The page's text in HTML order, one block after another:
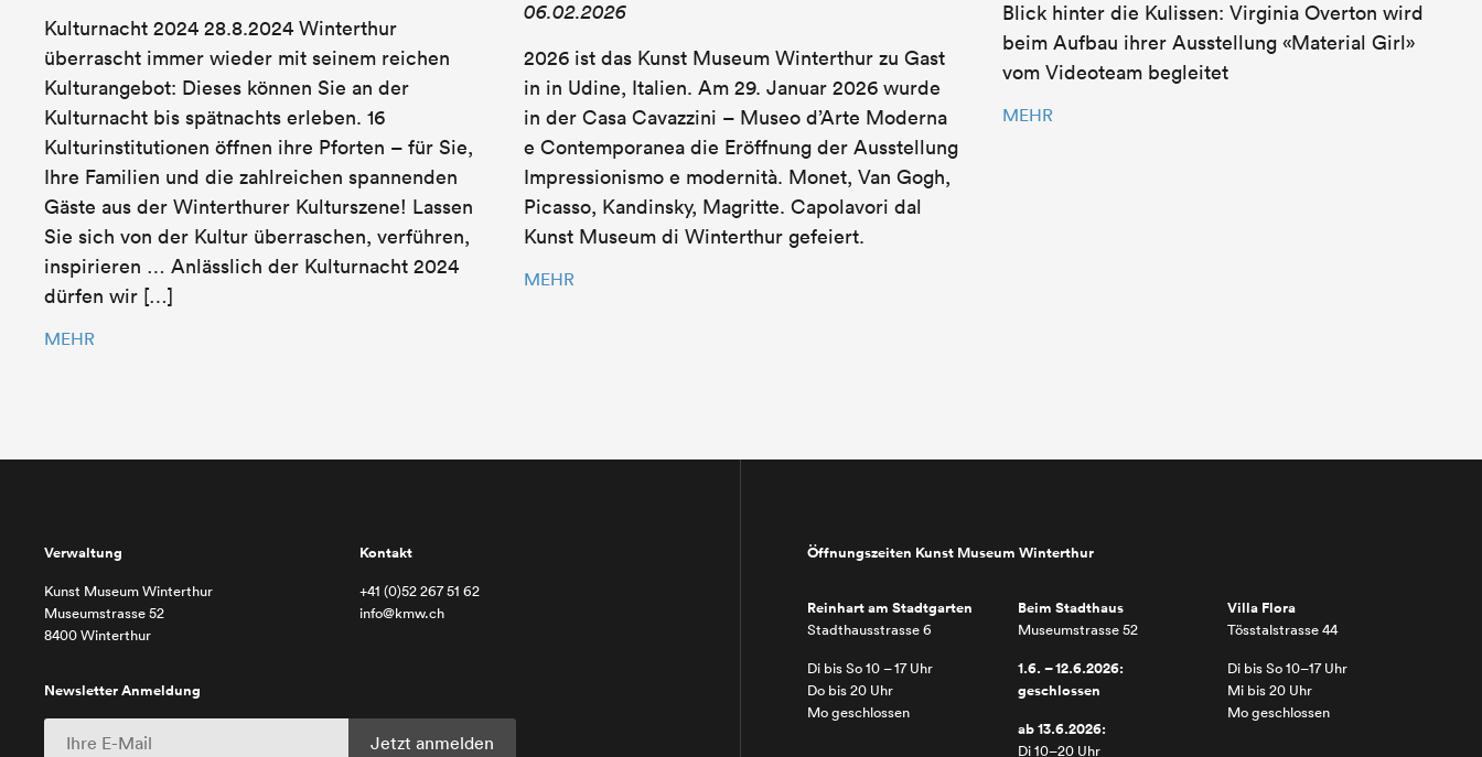
Kulturnacht 2024 28.8.2024 Winterthur
überrascht immer wieder mit seinem reichen
Kulturangebot: Dieses können Sie an der
Kulturnacht bis spätnachts erleben. 16
Kulturinstitutionen öffnen ihre Pforten – für Sie,
Ihre Familien und die zahlreichen spannenden
Gäste aus der Winterthurer Kulturszene! Lassen
Sie sich von der Kultur überraschen, verführen,
inspirieren … Anlässlich der Kulturnacht 2024
dürfen wir […]
MEHR
06.02.2026
2026 ist das Kunst Museum Winterthur zu Gast
in in Udine, Italien. Am 29. Januar 2026 wurde
in der Casa Cavazzini – Museo d’Arte Moderna
e Contemporanea die Eröffnung der Ausstellung
Impressionismo e modernità. Monet, Van Gogh,
Picasso, Kandinsky, Magritte. Capolavori dal
Kunst Museum di Winterthur gefeiert.
MEHR
Blick hinter die Kulissen: Virginia Overton wird
beim Aufbau ihrer Ausstellung «Material Girl»
vom Videoteam begleitet
MEHR
Verwaltung
Kunst Museum Winterthur
Museumstrasse 52
8400 Winterthur
Kontakt
+41 (0)52 267 51 62
info@kmw.ch
Newsletter Anmeldung
Öffnungszeiten Kunst Museum Winterthur
Reinhart am Stadtgarten
Stadthausstrasse 6
Di bis So 10 – 17 Uhr
Do bis 20 Uhr
Mo geschlossen
Beim Stadthaus
Museumstrasse 52
1.6. – 12.6.2026:
geschlossen
ab 13.6.2026:
Di 10–20 Uhr
Villa Flora
Tösstalstrasse 44
Di bis So 10–17 Uhr
Mi bis 20 Uhr
Mo geschlossen